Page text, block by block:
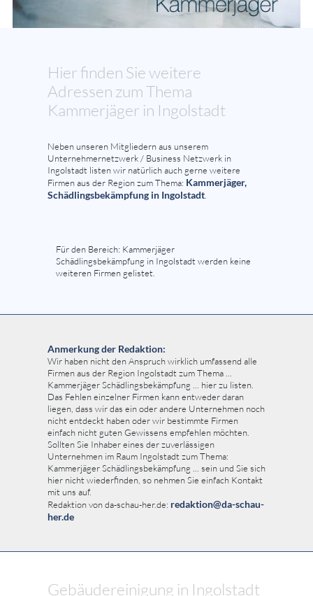
Hier finden Sie weitere
Adressen zum Thema
Kammerjäger in Ingolstadt
Neben unseren Mitgliedern aus unserem
Unternehmernetzwerk / Business Netzwerk in
Ingolstadt listen wir natürlich auch gerne weitere
Firmen aus der Region zum Thema: Kammerjäger,
Schädlingsbekämpfung in Ingolstadt.
Für den Bereich: Kammerjäger
Schädlingsbekämpfung in Ingolstadt werden keine
weiteren Firmen gelistet.
Anmerkung der Redaktion:
Wir haben nicht den Anspruch wirklich umfassend alle
Firmen aus der Region Ingolstadt zum Thema ...
Kammerjäger Schädlingsbekämpfung ... hier zu listen.
Das Fehlen einzelner Firmen kann entweder daran
liegen, dass wir das ein oder andere Unternehmen noch
nicht entdeckt haben oder wir bestimmte Firmen
einfach nicht guten Gewissens empfehlen möchten.
Sollten Sie Inhaber eines der zuverlässigen
Unternehmen im Raum Ingolstadt zum Thema:
Kammerjäger Schädlingsbekämpfung ... sein und Sie sich
hier nicht wiederfinden, so nehmen Sie einfach Kontakt
mit uns auf.
Redaktion von da-schau-her.de: redaktion@da-schau-
her.de
Gebäudereinigung in Ingolstadt